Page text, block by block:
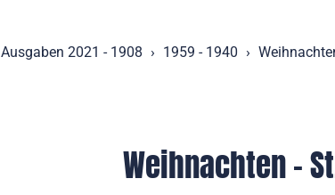
Ausgaben 2021 - 1908 1959 - 1940
Weihnachten -